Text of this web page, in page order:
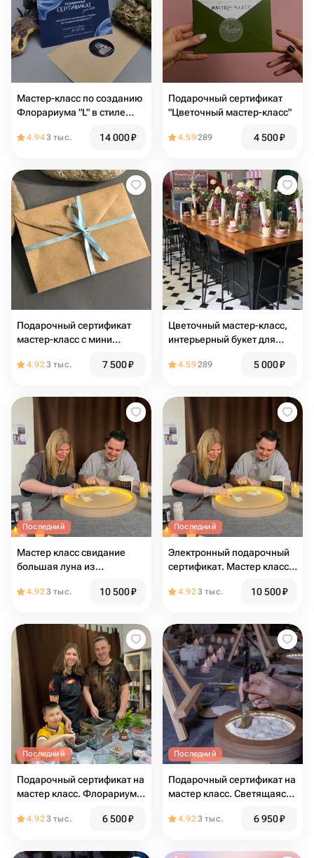
Мастер-класс по созданию
Флорариума "L" в стиле
4.943 тыс. 14 000₽
Подарочный сертификат
"Цветочный мастер-класс"
4.59289 4 500₽
Подарочный сертификат
мастер-класс с мини
4.923 тыс. 7 500₽
Цветочный мастер-класс,
интерьерный букет для
сертификат
4.59289 5 000₽
Последний
Мастер класс свидание
большая луна из
Подарочный сертификат
4.923 тыс. 10 500₽
Последний
Электронный подарочный
сертификат. Мастер класс
пинтерест, диаметр 50 см
4.923 тыс. 10 500₽
Последний
Подарочный сертификат на
мастер класс. Флорариум-
4.923 тыс. 6 500₽
Последний
Подарочный сертификат на
мастер класс. Светящаяся
своими руками
4.923 тыс. 6 950₽